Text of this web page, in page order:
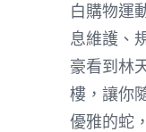
白購物運
息維護、
豪看到林
樓，讓你
優雅的蛇